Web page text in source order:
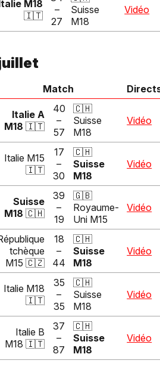
M18
🇮🇹
–
27
Suisse
M18
Vidéo
Match
Italie A
M18 🇮🇹
40
–
57
🇨🇭
Suisse
M18
Vidéo
Italie M15
🇮🇹
17
–
30
🇨🇭
Suisse
M18
Vidéo
Suisse
M18 🇨🇭
39
–
19
🇬🇧
Royaume-
Uni M15
Vidéo
tchèque
M15 🇨🇿
18
–
44
🇨🇭
Suisse
M18
Vidéo
Italie M18
🇮🇹
35
–
35
🇨🇭
Suisse
M18
Vidéo
Italie B
M18 🇮🇹
37
–
87
🇨🇭
Suisse
M18
Vidéo